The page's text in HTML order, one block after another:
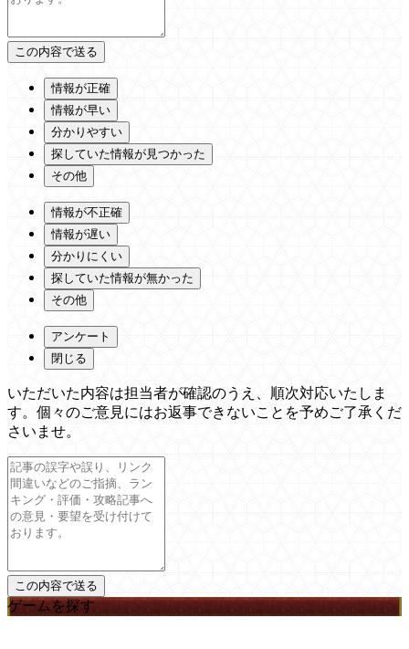
情報が正確
情報が早い
分かりやすい
探していた情報が見つかった
その他
情報が不正確
情報が遅い
分かりにくい
探していた情報が無かった
その他
アンケート
閉じる
いただいた内容は担当者が確認のうえ、順次対応いたしま
す。個々のご意見にはお返事できないことを予めご了承くだ
さいませ。
ゲームを探す